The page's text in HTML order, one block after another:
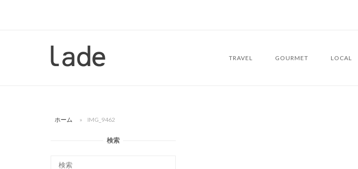
ー
TRAVEL GOURMET LOCAL
ホーム » IMG_9462
検索